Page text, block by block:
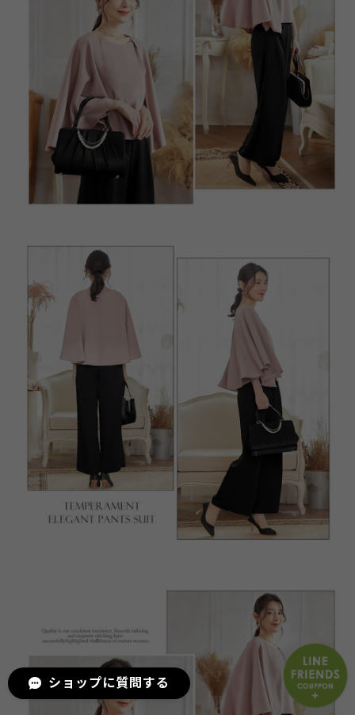
ショップに質問する